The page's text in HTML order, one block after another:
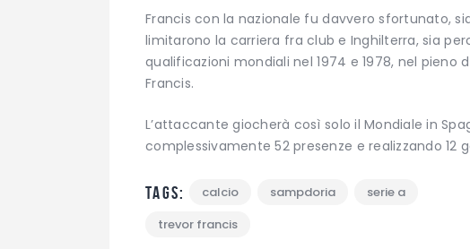
Francis con la nazionale fu davvero sfortunato,
limitarono la carriera fra club e Inghilterra, sia
qualificazioni mondiali nel 1974 e 1978, nel pieno
Francis.
L’attaccante giocherà così solo il Mondiale in
complessivamente 52 presenze e realizzando 12
Tags: calcio sampdoria
serie a
trevor francis